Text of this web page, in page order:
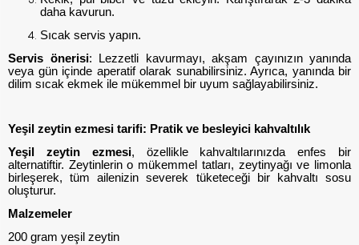
daha kavurun.
Sıcak servis yapın.
Servis önerisi: Lezzetli kavurmayı, akşam çayınızın yanında
veya gün içinde aperatif olarak sunabilirsiniz. Ayrıca, yanında bir
dilim sıcak ekmek ile mükemmel bir uyum sağlayabilirsiniz.
Yeşil zeytin ezmesi tarifi: Pratik ve besleyici kahvaltılık
Yeşil zeytin ezmesi, özellikle kahvaltılarınızda enfes bir
alternatiftir. Zeytinlerin o mükemmel tatları, zeytinyağı ve limonla
birleşerek, tüm ailenizin severek tüketeceği bir kahvaltı sosu
oluşturur.
Malzemeler
200 gram yeşil zeytin